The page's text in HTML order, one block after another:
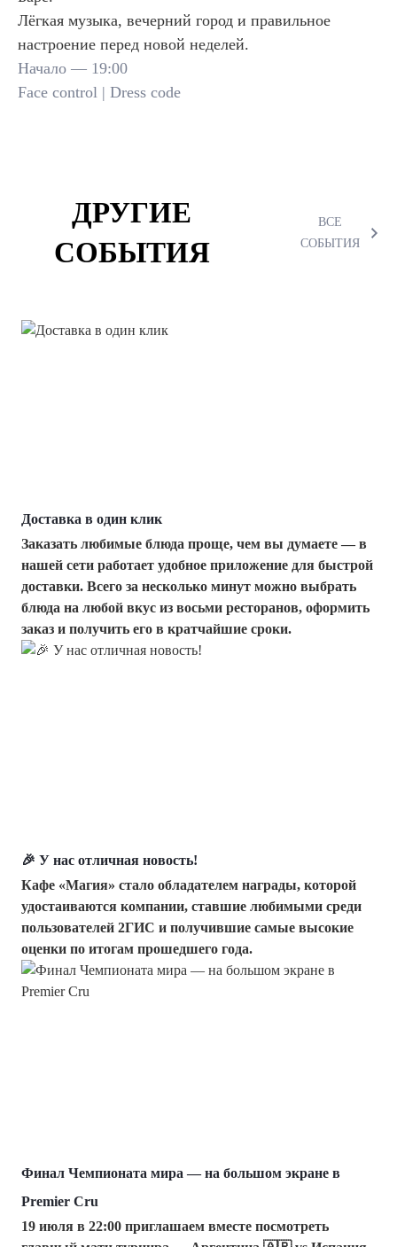
Лёгкая музыка, вечерний город и правильное
настроение перед новой неделей.
Начало — 19:00
Face control | Dress code
ДРУГИЕ
СОБЫТИЯ
ВСЕ
СОБЫТИЯ
Доставка в один клик
Заказать любимые блюда проще, чем вы думаете — в
нашей сети работает удобное приложение для быстрой
доставки. Всего за несколько минут можно выбрать
блюда на любой вкус из восьми ресторанов, оформить
заказ и получить его в кратчайшие сроки.
🎉 У нас отличная новость!
Кафе «Магия» стало обладателем награды, которой
удостаиваются компании, ставшие любимыми среди
пользователей 2ГИС и получившие самые высокие
оценки по итогам прошедшего года.
Финал Чемпионата мира — на большом экране в
Premier Cru
19 июля в 22:00 приглашаем вместе посмотреть